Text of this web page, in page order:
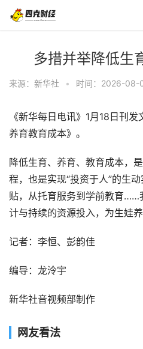
多措并举降低生
来源：新华社 • 时间：2026-08-
《新华每日电讯》1月18日刊
养育教育成本》。
降低生育、养育、教育成本，
程，也是实现“投资于人”的生
贴，从托育服务到学前教育……
计与持续的资源投入，为生娃养
记者：李恒、彭韵佳
编导：龙泠宇
新华社音视频部制作
网友看法